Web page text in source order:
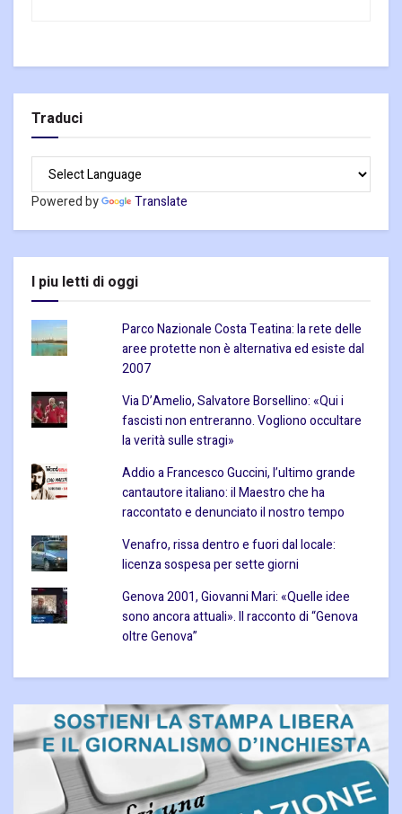
Traduci
Powered by Translate
I piu letti di oggi
Parco Nazionale Costa Teatina: la rete delle
aree protette non è alternativa ed esiste dal
2007
Via D’Amelio, Salvatore Borsellino: «Qui i
fascisti non entreranno. Vogliono occultare
la verità sulle stragi»
Addio a Francesco Guccini, l’ultimo grande
cantautore italiano: il Maestro che ha
raccontato e denunciato il nostro tempo
Venafro, rissa dentro e fuori dal locale:
licenza sospesa per sette giorni
Genova 2001, Giovanni Mari: «Quelle idee
sono ancora attuali». Il racconto di “Genova
oltre Genova”